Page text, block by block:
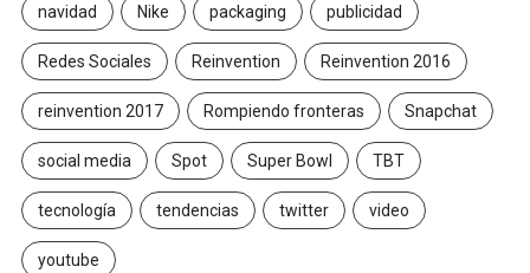
navidad Nike packaging publicidad
Redes Sociales Reinvention Reinvention 2016
reinvention 2017 Rompiendo fronteras Snapchat
social media Spot Super Bowl TBT
tecnología tendencias twitter video
youtube